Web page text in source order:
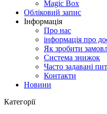
Magic Box
Обліковий запис
Інформація
Про нас
інформація про
Як зробити
Система знижок
Часто задавані
Контакти
Новини
Категорії